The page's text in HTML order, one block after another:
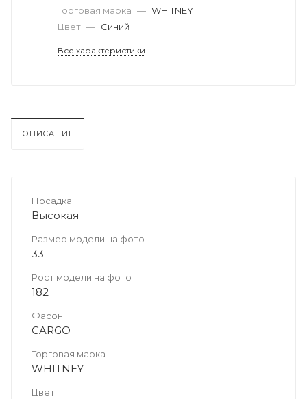
Торговая марка — WHITNEY
Цвет — Синий
Все характеристики
ОПИСАНИЕ
Посадка
Высокая
Размер модели на фото
33
Рост модели на фото
182
Фасон
CARGO
Торговая марка
WHITNEY
Цвет